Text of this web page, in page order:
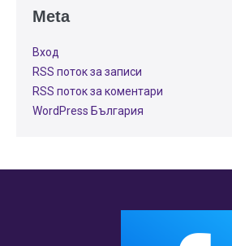
Meta
Вход
RSS поток за записи
RSS поток за коментари
WordPress България